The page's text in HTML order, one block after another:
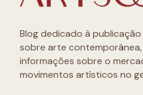
Blog dedicado à
sobre arte contemporânea,
informações sobre o
movimentos artísticos no